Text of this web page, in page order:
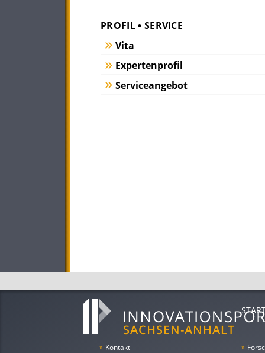
PROFIL • SERVICE
Vita
Expertenprofil
Serviceangebot
» Kontakt
»